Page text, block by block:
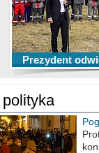
Prezydent
TOP 10
w EBL w
TOP 5 rzutów
w sezonie
polityka